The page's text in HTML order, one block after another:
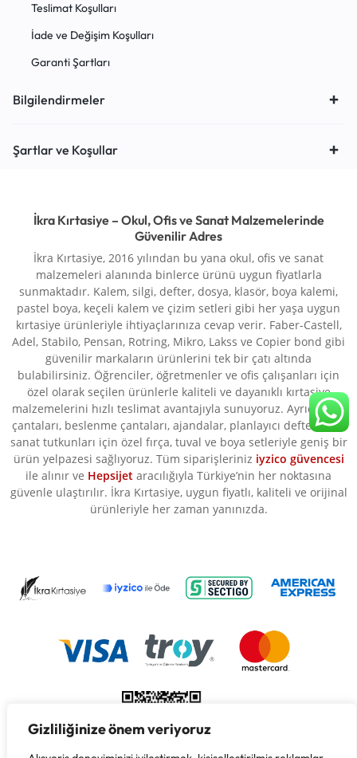
Gizliliğinize önem veriyoruz
Teslimat Koşulları
İade ve Değişim Koşulları
Garanti Şartları
Bilgilendirmeler
Şartlar ve Koşullar
İkra Kırtasiye – Okul, Ofis ve Sanat Malzemelerinde
Güvenilir Adres
İkra Kırtasiye, 2016 yılından bu yana okul, ofis ve sanat
malzemeleri alanında binlerce ürünü uygun fiyatlarla
sunmaktadır. Kalem, silgi, defter, dosya, klasör, boya kalemi,
pastel boya, keçeli kalem ve çizim setleri gibi her yaşa uygun
kırtasiye ürünleriyle ihtiyaçlarınıza cevap verir. Faber-Castell,
Adel, Stabilo, Pensan, Rotring, Mikro, Lakss ve Copier bond gibi
güvenilir markaların ürünlerini tek bir çatı altında
bulabilirsiniz. Öğrenciler, öğretmenler ve ofis çalışanları için
özel olarak seçilen ürünlerle kaliteli ve dayanıklı kırtasiye
malzemelerini hızlı teslimat avantajıyla sunuyoruz. Ayrıca okul
çantaları, beslenme çantaları, ajandalar, planlayıcı defterler ve
sanat tutkunları için özel fırça, tuval ve boya setleriyle geniş bir
ürün yelpazesi sağlıyoruz. Tüm siparişleriniz iyzico güvencesi
ile alınır ve Hepsijet aracılığıyla Türkiye’nin her noktasına
güvenle ulaştırılır. İkra Kırtasiye, uygun fiyatlı, kaliteli ve orijinal
ürünleriyle her zaman yanınızda.